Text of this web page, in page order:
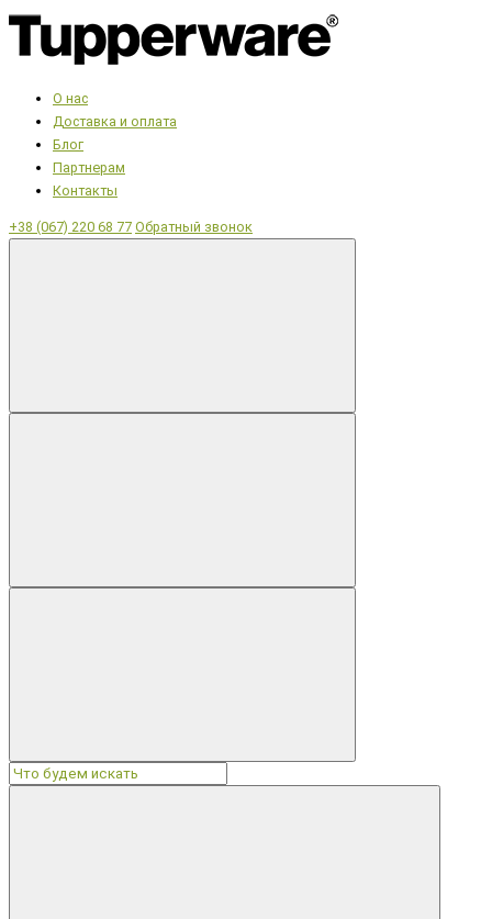
О нас
Доставка и оплата
Блог
Партнерам
Контакты
+38 (067) 220 68 77 Обратный звонок